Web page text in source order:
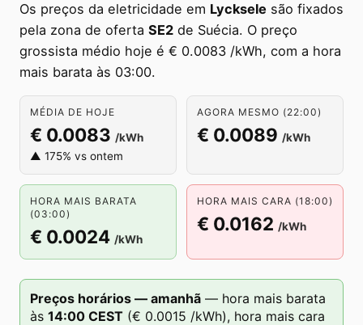
Os preços da eletricidade em Lycksele são fixados
pela zona de oferta SE2 de Suécia. O preço
grossista médio hoje é € 0.0083 /kWh, com a hora
mais barata às 03:00.
MÉDIA DE HOJE
€ 0.0083 /kWh
▲ 175% vs ontem
AGORA MESMO (22:00)
€ 0.0089 /kWh
HORA MAIS BARATA
(03:00)
€ 0.0024 /kWh
HORA MAIS CARA (18:00)
€ 0.0162 /kWh
Preços horários — amanhã — hora mais barata
às 14:00 CEST (€ 0.0015 /kWh), hora mais cara